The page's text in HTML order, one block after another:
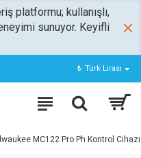
platformu; kullanışlı,
sunuyor. Keyifli
₺ Türk Lirası
MC122 Pro Ph Kontrol Cihazı